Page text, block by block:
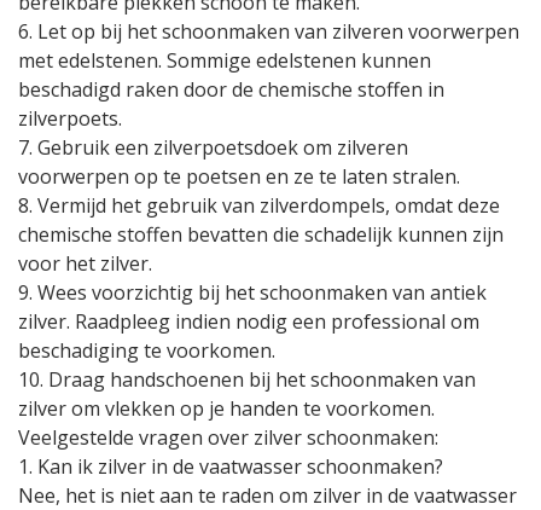
6. Let op bij het schoonmaken van zilveren voorwerpen
met edelstenen. Sommige edelstenen kunnen
beschadigd raken door de chemische stoffen in
zilverpoets.
7. Gebruik een zilverpoetsdoek om zilveren
voorwerpen op te poetsen en ze te laten stralen.
8. Vermijd het gebruik van zilverdompels, omdat deze
chemische stoffen bevatten die schadelijk kunnen zijn
voor het zilver.
9. Wees voorzichtig bij het schoonmaken van antiek
zilver. Raadpleeg indien nodig een professional om
beschadiging te voorkomen.
10. Draag handschoenen bij het schoonmaken van
zilver om vlekken op je handen te voorkomen.
Veelgestelde vragen over zilver schoonmaken:
1. Kan ik zilver in de vaatwasser schoonmaken?
Nee, het is niet aan te raden om zilver in de vaatwasser